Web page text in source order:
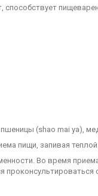
способствует
(shao mai ya),
пищи, запивая теплой
Во время